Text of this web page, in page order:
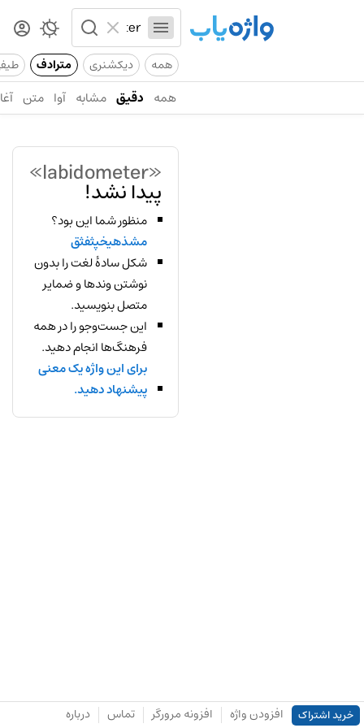
همه دیکشنری مترادف
همه دقیق مشابه آوا متن
«labidometer»
پیدا نشد!
منظور شما این بود؟
مشذهیخپثفثق
شکل سادهٔ لغت را بدون
نوشتن وندها و ضمایر
متصل بنویسید.
این جست‌وجو را در همه
فرهنگ‌ها انجام دهید.
برای این واژه یک معنی
پیشنهاد دهید.
خرید اشتراک افزودن واژه افزونه مرورگر تماس درباره